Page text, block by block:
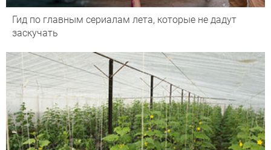
Гид по главным сериалам лета, которые не дадут
заскучать